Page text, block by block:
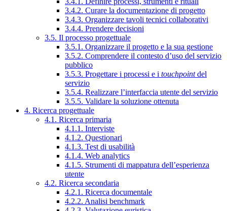
3.4.2. Curare la documentazione di progetto
3.4.3. Organizzare tavoli tecnici collaborativi
3.4.4. Prendere decisioni
3.5. Il processo progettuale
3.5.1. Organizzare il progetto e la sua gestione
3.5.2. Comprendere il contesto d’uso del servizio
pubblico
3.5.3. Progettare i processi e i touchpointdel
servizio
3.5.4. Realizzare l’interfaccia utente del servizio
3.5.5. Validare la soluzione ottenuta
4. Ricerca progettuale
4.1. Ricerca primaria
4.1.1. Interviste
4.1.2. Questionari
4.1.3. Test di usabilità
4.1.4. Web analytics
4.1.5. Strumenti di mappatura dell’esperienza
utente
4.2. Ricerca secondaria
4.2.1. Ricerca documentale
4.2.2. Analisi benchmark